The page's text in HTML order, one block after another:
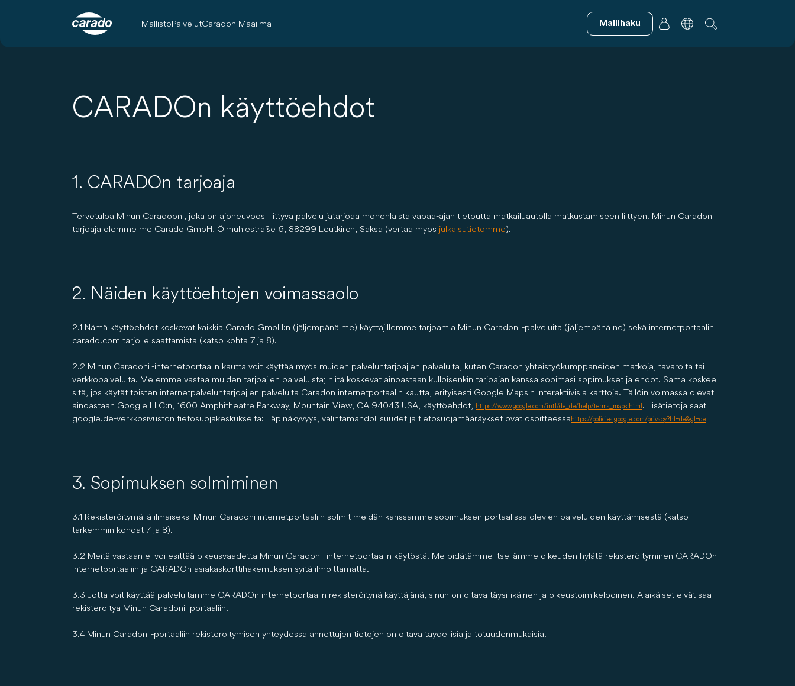
MallistoPalvelutCaradon Maailma Mallihaku
CARADOn käyttöehdot
1. CARADOn tarjoaja
Tervetuloa Minun Caradooni, joka on ajoneuvoosi liittyvä palvelu ja tarjoaa monenlaista vapaa-ajan tietoutta matkailuautolla matkustamiseen liittyen. Minun Caradoni
tarjoaja olemme me Carado GmbH, Ölmühlestraße 6, 88299 Leutkirch, Saksa (vertaa myös julkaisutietomme).
2. Näiden käyttöehtojen voimassaolo
2.1 Nämä käyttöehdot koskevat kaikkia Carado GmbH:n (jäljempänä me) käyttäjillemme tarjoamia Minun Caradoni -palveluita (jäljempänä ne) sekä internetportaalin
carado.com tarjolle saattamista (katso kohta 7 ja 8).
2.2 Minun Caradoni -internetportaalin kautta voit käyttää myös muiden palveluntarjoajien palveluita, kuten Caradon yhteistyökumppaneiden matkoja, tavaroita tai
verkkopalveluita. Me emme vastaa muiden tarjoajien palveluista; niitä koskevat ainoastaan kulloisenkin tarjoajan kanssa sopimasi sopimukset ja ehdot. Sama koskee
sitä, jos käytät toisten internetpalveluntarjoajien palveluita Caradon internetportaalin kautta, erityisesti Google Mapsin interaktiivisia karttoja. Tällöin voimassa olevat
ainoastaan Google LLC:n, 1600 Amphitheatre Parkway, Mountain View, CA 94043 USA, käyttöehdot, https://www.google.com/intl/de_de/help/terms_maps.html . Lisätietoja saat
google.de-verkkosivuston tietosuojakeskukselta: Läpinäkyvyys, valintamahdollisuudet ja tietosuojamääräykset ovat osoitteessahttps://policies.google.com/privacy?hl=de&gl=de
3. Sopimuksen solmiminen
3.1 Rekisteröitymällä ilmaiseksi Minun Caradoni internetportaaliin solmit meidän kanssamme sopimuksen portaalissa olevien palveluiden käyttämisestä (katso
tarkemmin kohdat 7 ja 8).
3.2 Meitä vastaan ei voi esittää oikeusvaadetta Minun Caradoni -internetportaalin käytöstä. Me pidätämme itsellämme oikeuden hylätä rekisteröityminen CARADOn
internetportaaliin ja CARADOn asiakaskorttihakemuksen syitä ilmoittamatta.
3.3 Jotta voit käyttää palveluitamme CARADOn internetportaalin rekisteröitynä käyttäjänä, sinun on oltava täysi-ikäinen ja oikeustoimikelpoinen. Alaikäiset eivät saa
rekisteröityä Minun Caradoni -portaaliin.
3.4 Minun Caradoni -portaaliin rekisteröitymisen yhteydessä annettujen tietojen on oltava täydellisiä ja totuudenmukaisia.